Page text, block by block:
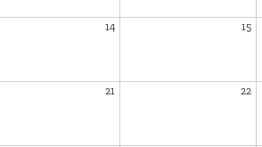
14 15
21 22